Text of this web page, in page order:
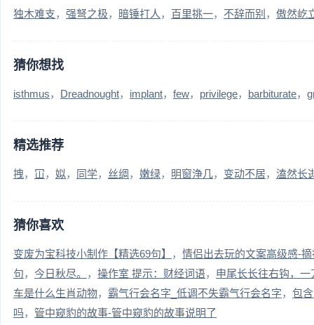
独木难支 强弩之极 暗锤打人 百里挑一 不辞而别 傲然屹
猜你想找
isthmus Dreadnought implant few privilege barbiturate
精选推荐
拽 冚 姒 同学 丝绸 嫩绿 明窗浄几 变动不居 溘然长
猜你喜欢
变废为宝科技小制作【精选69句】
情侣出去玩的文案高级感-
句
今日秋尽。 操作室 提示：财经词语
申尾长长往右钩，
车是什么生肖动物
霸气行会名字_低调不失霸气行会名字
包
吗
管中窥豹的故事-管中窥豹的故事说明了